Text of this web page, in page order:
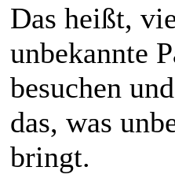
Das heißt,
unbekannte
besuchen
das, was
bringt.